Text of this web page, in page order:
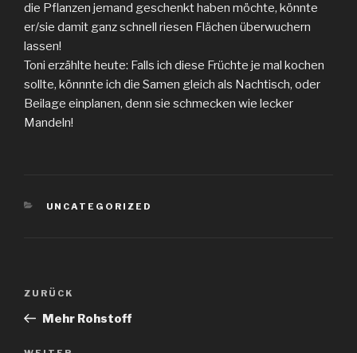
die Pflanzen jemand geschenkt haben möchte, könnte
er/sie damit ganz schnell riesen Flächen überwuchern
lassen!
Toni erzählte heute: Falls ich diese Früchte je mal kochen
sollte, könnnte ich die Samen gleich als Nachtisch, oder
Beilage einplanen, denn sie schmecken wie lecker
Mandeln!
KATEGORIEN
UNCATEGORIZED
Beitragsnavigation
Vorheriger
Beitrag
ZURÜCK
Mehr Rohstoff